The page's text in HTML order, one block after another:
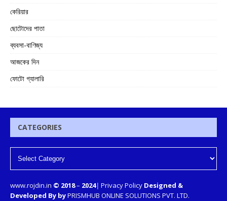
কেরিয়ার
ছোটোদের পাতা
ব্যবসা-বাণিজ্য
আজকের দিন
ফোটো গ্যালারি
CATEGORIES
www.rojdin.in © 2018– 2024| Privacy Policy Designed &
Developed By byPRISMHUB ONLINE SOLUTIONS PVT. LTD.